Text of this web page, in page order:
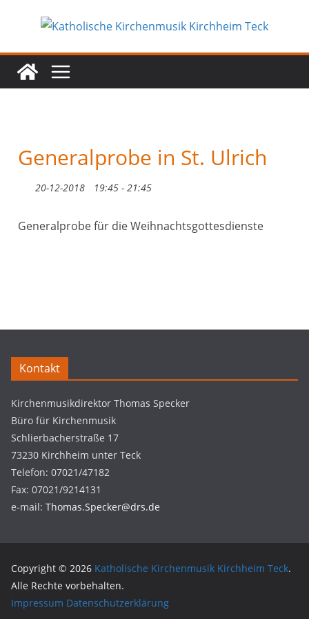
Generalprobe in St. Ulrich
20-12-2018 19:45 - 21:45
Generalprobe für die Weihnachtsgottesdienste
Kontakt
Kirchenmusikdirektor Thomas Specker
Büro für Kirchenmusik
Schlierbacherstraße 17
73230 Kirchheim unter Teck
Telefon: 07021/47182
Fax: 07021/9214131
e-mail: Thomas.Specker@drs.de
Copyright © 2026 Katholische Kirchenmusik Kirchheim Teck.
Alle Rechte vorbehalten.
Impressum Datenschutzerklärung